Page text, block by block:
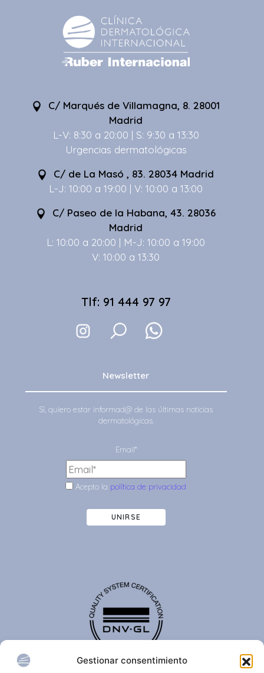
Gestionar consentimiento
C/ Marqués de Villamagna, 8. 28001
Madrid
L-V: 8:30 a 20:00 | S: 9:30 a 13:30
Urgencias dermatológicas
C/ de La Masó , 83. 28034 Madrid
L-J: 10:00 a 19:00 | V: 10:00 a 13:00
C/ Paseo de la Habana, 43. 28036
Madrid
L: 10:00 a 20:00 | M-J: 10:00 a 19:00
V: 10:00 a 13:30
Tlf: 91 444 97 97
Newsletter
Sí, quiero estar informad@ de las últimas noticias
dermatológicas.
Email*
Acepto la política de privacidad
UNIRSE